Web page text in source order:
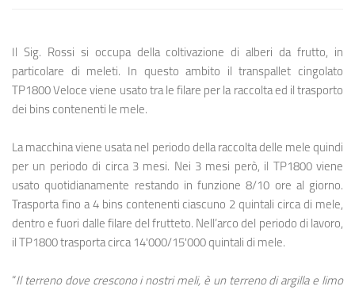
Il Sig. Rossi si occupa della coltivazione di alberi da frutto, in
particolare di meleti. In questo ambito il transpallet cingolato
TP1800 Veloce viene usato tra le filare per la raccolta ed il trasporto
dei bins contenenti le mele.
La macchina viene usata nel periodo della raccolta delle mele quindi
per un periodo di circa 3 mesi. Nei 3 mesi però, il TP1800 viene
usato quotidianamente restando in funzione 8/10 ore al giorno.
Trasporta fino a 4 bins contenenti ciascuno 2 quintali circa di mele,
dentro e fuori dalle filare del frutteto. Nell’arco del periodo di lavoro,
il TP1800 trasporta circa 14'000/15'000 quintali di mele.
“Il terreno dove crescono i nostri meli, è un terreno di argilla e limo